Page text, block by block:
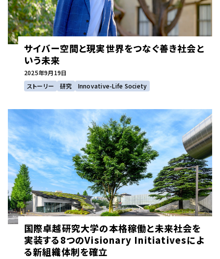
サイバー空間と現実世界をつなぐ善き社会と
いう未来
2025年9月19日
ストーリー
研究 Innovative-Life Society
国際卓越研究大学の本格稼働と未来社会を
実装する8つのVisionary Initiativesによ
る新組織体制を確立